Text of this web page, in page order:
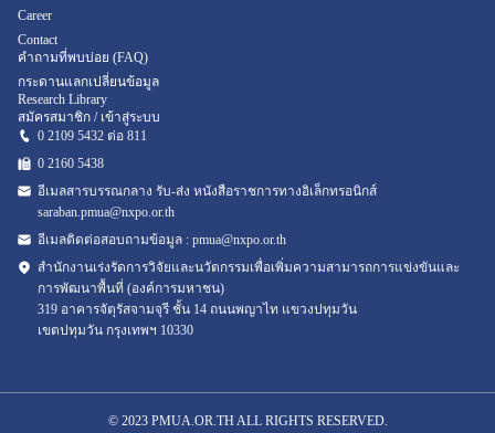
Career
Contact
คำถามที่พบบ่อย (FAQ)
กระดานแลกเปลี่ยนข้อมูล
Research Library
สมัครสมาชิก / เข้าสู่ระบบ
0 2109 5432 ต่อ 811
0 2160 5438
อีเมลสารบรรณกลาง รับ-ส่ง หนังสือราชการทางอิเล็กทรอนิกส์
saraban.pmua@nxpo.or.th
อีเมลติดต่อสอบถามข้อมูล : pmua@nxpo.or.th
สำนักงานเร่งรัดการวิจัยและนวัตกรรมเพื่อเพิ่มความสามารถการแข่งขันและ
การพัฒนาพื้นที่ (องค์การมหาชน)
319 อาคารจัตุรัสจามจุรี ชั้น 14 ถนนพญาไท แขวงปทุมวัน
เขตปทุมวัน กรุงเทพฯ 10330
© 2023 PMUA.OR.TH ALL RIGHTS RESERVED.